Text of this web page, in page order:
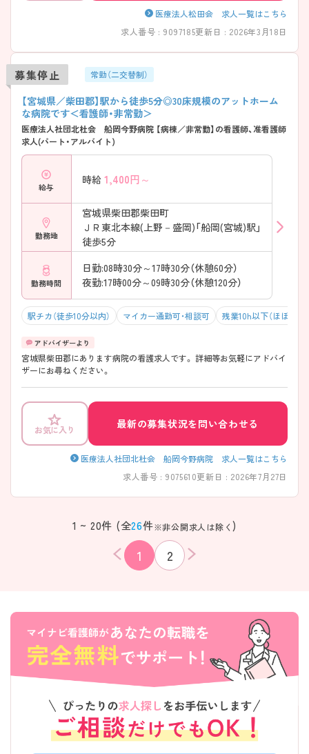
条件を
クリア
検索する
医療法人松田会 求人一覧はこちら
求人番号 : 9097185更新日 : 2026年3月18日
募集停止 常勤（二交替制）
【宮城県／柴田郡】駅から徒歩5分◎30床規模のアットホーム
な病院です＜看護師・非常勤＞
医療法人社団北杜会 船岡今野病院 【病棟／非常勤】の看護師、准看護師
求人(パート・アルバイト)
給与
時給 1,400円～
勤務地
宮城県柴田郡柴田町
ＪＲ東北本線(上野－盛岡)「船岡(宮城)駅」
徒歩5分
勤務時間
日勤:08時30分～17時30分（休憩60分）
夜勤:17時00分～09時30分（休憩120分）
駅チカ（徒歩10分以内） マイカー通勤可・相談可 残業10h以下（ほぼなし）
宮城県柴田郡にあります病院の看護求人です。 詳細等お気軽にアドバイ
ザーにお尋ねください。
お気に入り 最新の募集状況を問い合わせる
医療法人社団北杜会 船岡今野病院 求人一覧はこちら
求人番号 : 9075610更新日 : 2026年7月27日
1 ~ 20件 (全26件※非公開求人は除く )
1 2